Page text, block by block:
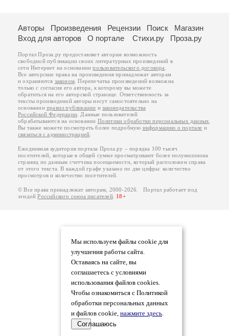
Мы используем файлы cookie для
улучшения работы сайта.
Оставаясь на сайте, вы
соглашаетесь с условиями
использования файлов cookies.
Чтобы ознакомиться с Политикой
обработки персональных данных
и файлов cookie, нажмите здесь.
Соглашаюсь
Авторы Произведения Рецензии Поиск
Магазин
Вход для авторов
О портале Стихи.ру Проза.ру
Портал Проза.ру предоставляет авторам возможность
свободной публикации своих литературных произведений в
сети Интернет на основаниипользовательского договора
Все авторские права на произведения принадлежат авторам
и охраняются законом . Перепечатка произведений возможна
только с согласия его автора, к которому вы можете
обратиться на его авторской странице. Ответственность за
тексты произведений авторы несут самостоятельно на
основанииправил публикации изаконодательства
Российской Федерации . Данные пользователей
обрабатываются на основании Политики обработки персональных данных
Вы также можете посмотреть более подробную информацию о портале и
связаться с администрацией
Ежедневная аудитория портала Проза.ру – порядка 100 тысяч
посетителей, которые в общей сумме просматривают более полумиллиона
страниц по данным счетчика посещаемости, который расположен справа
от этого текста. В каждой графе указано по две цифры: количество
просмотров и количество посетителей.
© Все права принадлежат авторам, 2000-2026. Портал работает под
эгидойРоссийского союза писателей. 18+